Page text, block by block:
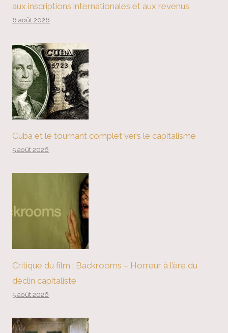
aux inscriptions internationales et aux revenus
6 août 2026
Cuba et le tournant complet vers le capitalisme
5 août 2026
Critique du film : Backrooms – Horreur à l’ère du
déclin capitaliste
5 août 2026